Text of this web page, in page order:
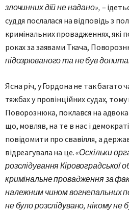
злочинних дій не надано», –
суддя послалася на відповідь з
кримінальних провадженнях, які
роках за заявами Ткача,
підозрюваного та не був
Ясна річ, у Гордона не так багато
тяжбах у провінційних судах,
Поворознюка, поклався на
що, мовляв, на те в нас і
повідомити про свавілля, а
відреагувала на це.«Оскільки
розслідування Кіровоградської
кримінальне провадження за
належним чином вогнепальних
не було розслідувано, нікому не